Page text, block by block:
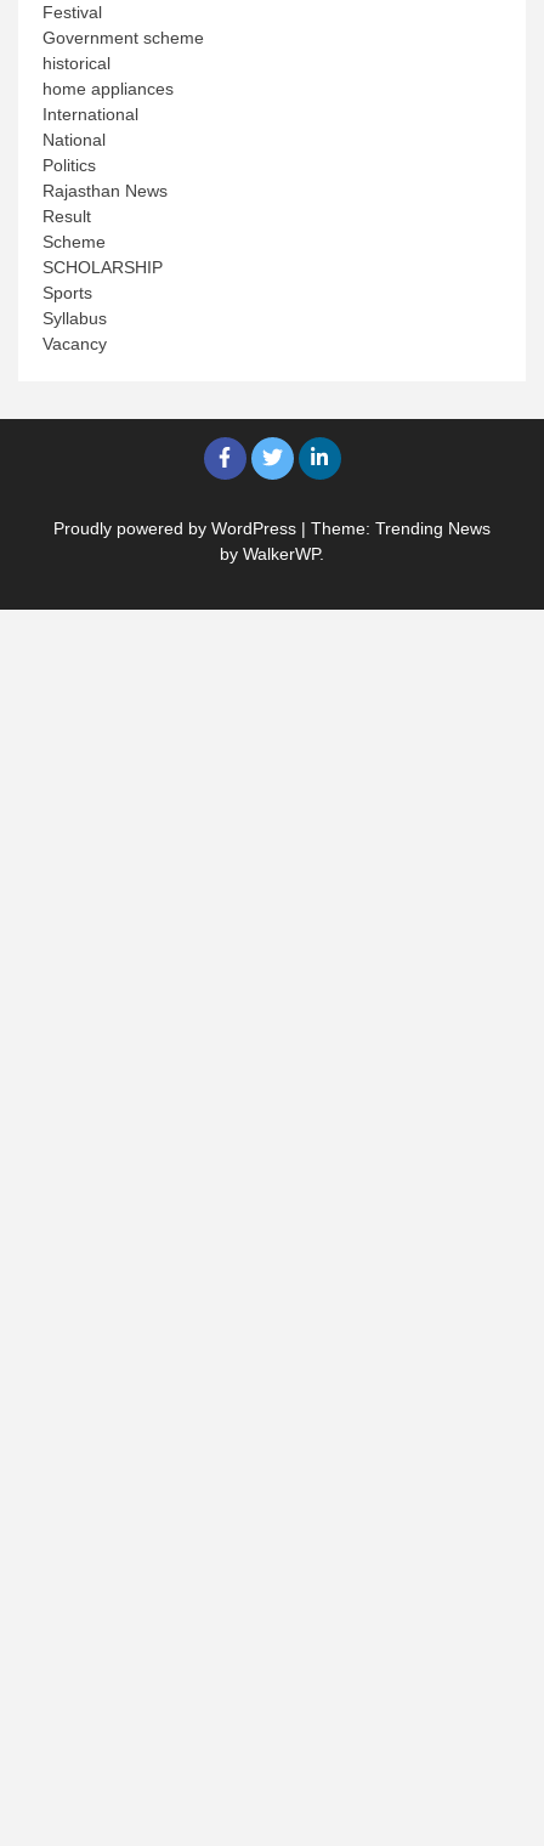
Festival
Government scheme
historical
home appliances
International
National
Politics
Rajasthan News
Result
Scheme
SCHOLARSHIP
Sports
Syllabus
Vacancy
Proudly powered by WordPress | Theme: Trending News
by WalkerWP.